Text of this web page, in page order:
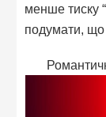
менше тиску
подумати, що